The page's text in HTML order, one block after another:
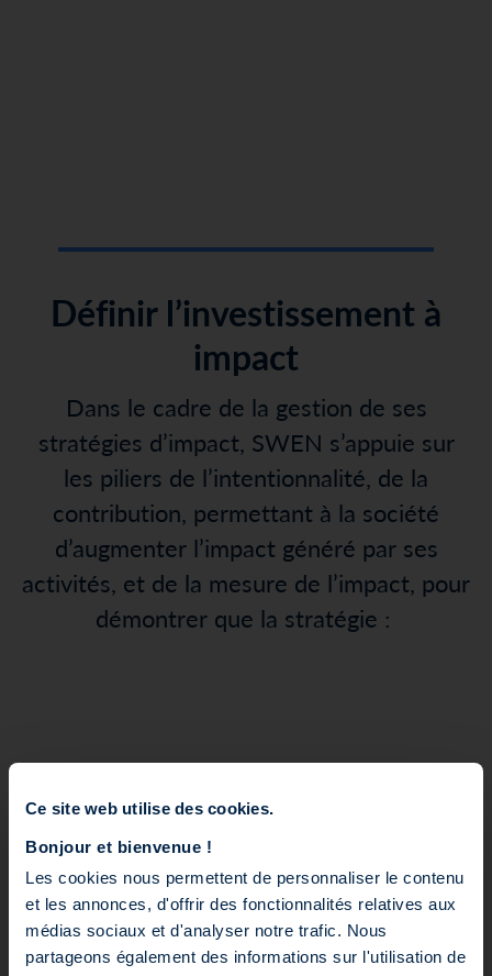
Ce site web utilise des cookies.
Bonjour et bienvenue !
Les cookies nous permettent de personnaliser le contenu
et les annonces, d'offrir des fonctionnalités relatives aux
médias sociaux et d'analyser notre trafic. Nous
partageons également des informations sur l'utilisation de
Définir l’investissement à
impact
Dans le cadre de la gestion de ses
stratégies d’impact, SWEN s’appuie sur
les piliers de l’intentionnalité, de la
contribution, permettant à la société
d’augmenter l’impact généré par ses
activités, et de la mesure de l’impact, pour
démontrer que la stratégie :